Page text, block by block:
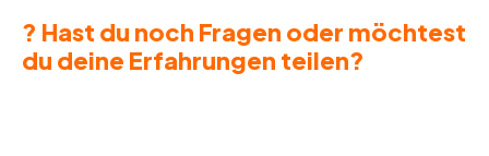
? Hast du noch Fragen oder möchtest
du deine Erfahrungen teilen?